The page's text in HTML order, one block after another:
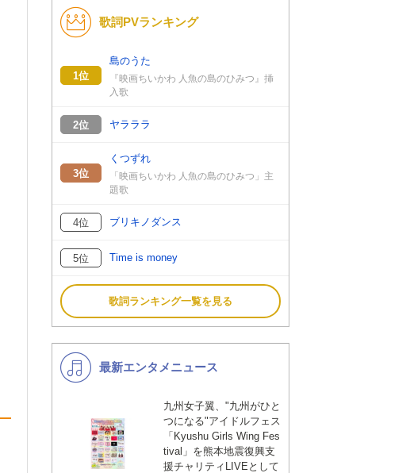
K-POP 演歌・歌謡
バンド
VTuber
歌詞PVランキング
1位
島のうた
『映画ちいかわ 人魚の島のひみつ』挿
入歌
2位 ヤラララ
3位
くつずれ
「映画ちいかわ 人魚の島のひみつ」主
題歌
4位 ブリキノダンス
5位 Time is money
歌詞ランキング一覧を見る
最新エンタメニュース
九州女子翼、"九州がひと
つになる"アイドルフェス
「Kyushu Girls Wing Fes
tival」を熊本地震復興支
援チャリティLIVEとして